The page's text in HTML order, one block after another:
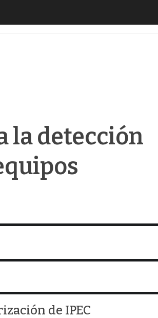
temprana de fallos en
la detección
de IPEC